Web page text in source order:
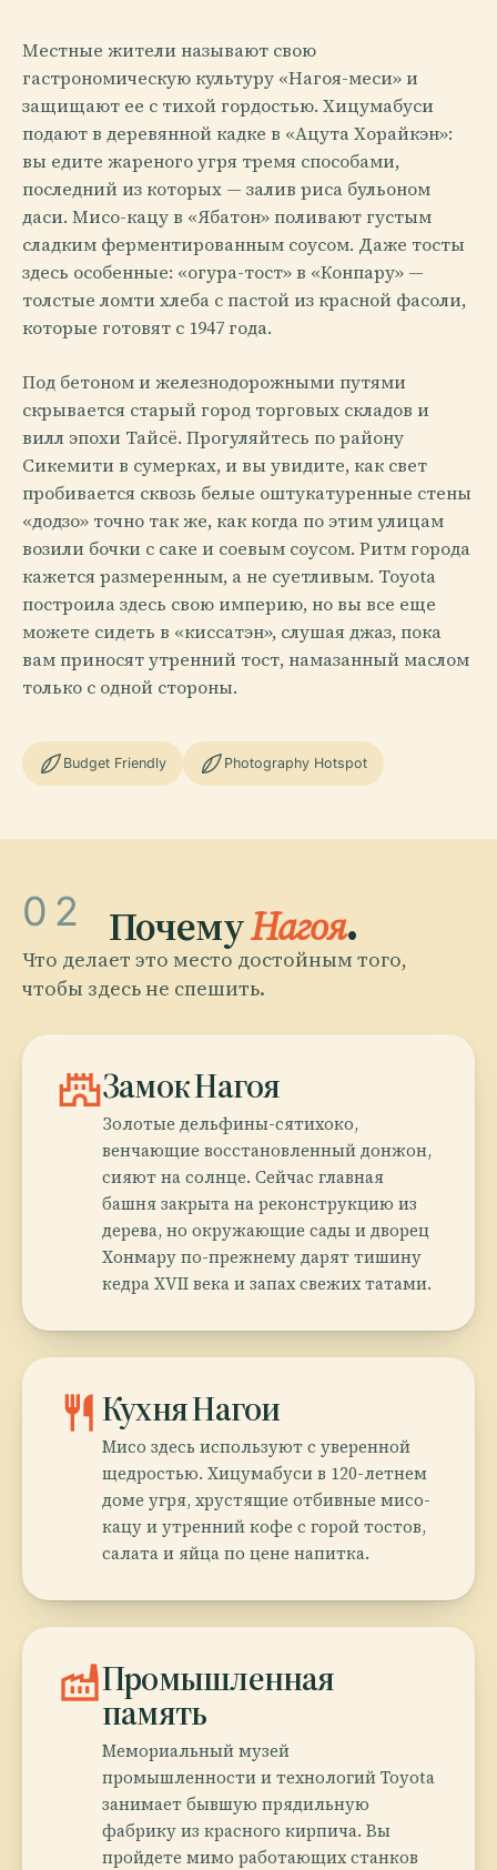
Местные жители называют свою
гастрономическую культуру «Нагоя-меси» и
защищают ее с тихой гордостью. Хицумабуси
подают в деревянной кадке в «Ацута Хорайкэн»:
вы едите жареного угря тремя способами,
последний из которых — залив риса бульоном
даси. Мисо-кацу в «Ябатон» поливают густым
сладким ферментированным соусом. Даже тосты
здесь особенные: «огура-тост» в «Конпару» —
толстые ломти хлеба с пастой из красной фасоли,
которые готовят с 1947 года.
Под бетоном и железнодорожными путями
скрывается старый город торговых складов и
вилл эпохи Тайсё. Прогуляйтесь по району
Сикемити в сумерках, и вы увидите, как свет
пробивается сквозь белые оштукатуренные стены
«додзо» точно так же, как когда по этим улицам
возили бочки с саке и соевым соусом. Ритм города
кажется размеренным, а не суетливым. Toyota
построила здесь свою империю, но вы все еще
можете сидеть в «киссатэн», слушая джаз, пока
вам приносят утренний тост, намазанный маслом
только с одной стороны.
Budget Friendly Photography Hotspot
02 ПочемуНагоя.
Что делает это место достойным того,
чтобы здесь не спешить.
castleЗамок Нагоя
Золотые дельфины-сятихоко,
венчающие восстановленный донжон,
сияют на солнце. Сейчас главная
башня закрыта на реконструкцию из
дерева, но окружающие сады и дворец
Хонмару по-прежнему дарят тишину
кедра XVII века и запах свежих татами.
restaurant Кухня Нагои
Мисо здесь используют с уверенной
щедростью. Хицумабуси в 120-летнем
доме угря, хрустящие отбивные мисо-
кацу и утренний кофе с горой тостов,
салата и яйца по цене напитка.
factoryПромышленная
память
Мемориальный музей
промышленности и технологий Toyota
занимает бывшую прядильную
фабрику из красного кирпича. Вы
пройдете мимо работающих станков